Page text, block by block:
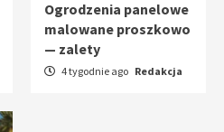
Ogrodzenia panelowe
malowane proszkowo
— zalety
4 tygodnie ago Redakcja